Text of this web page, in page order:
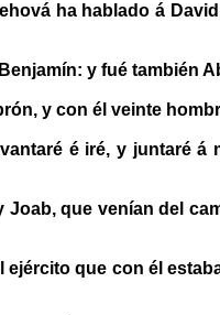
ha hablado á
y fué también
y con él veinte
é iré, y juntaré
que venían del
que con él